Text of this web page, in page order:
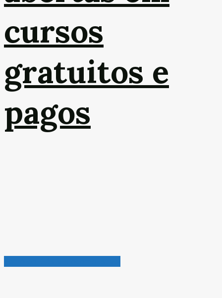
cursos
gratuitos e
pagos